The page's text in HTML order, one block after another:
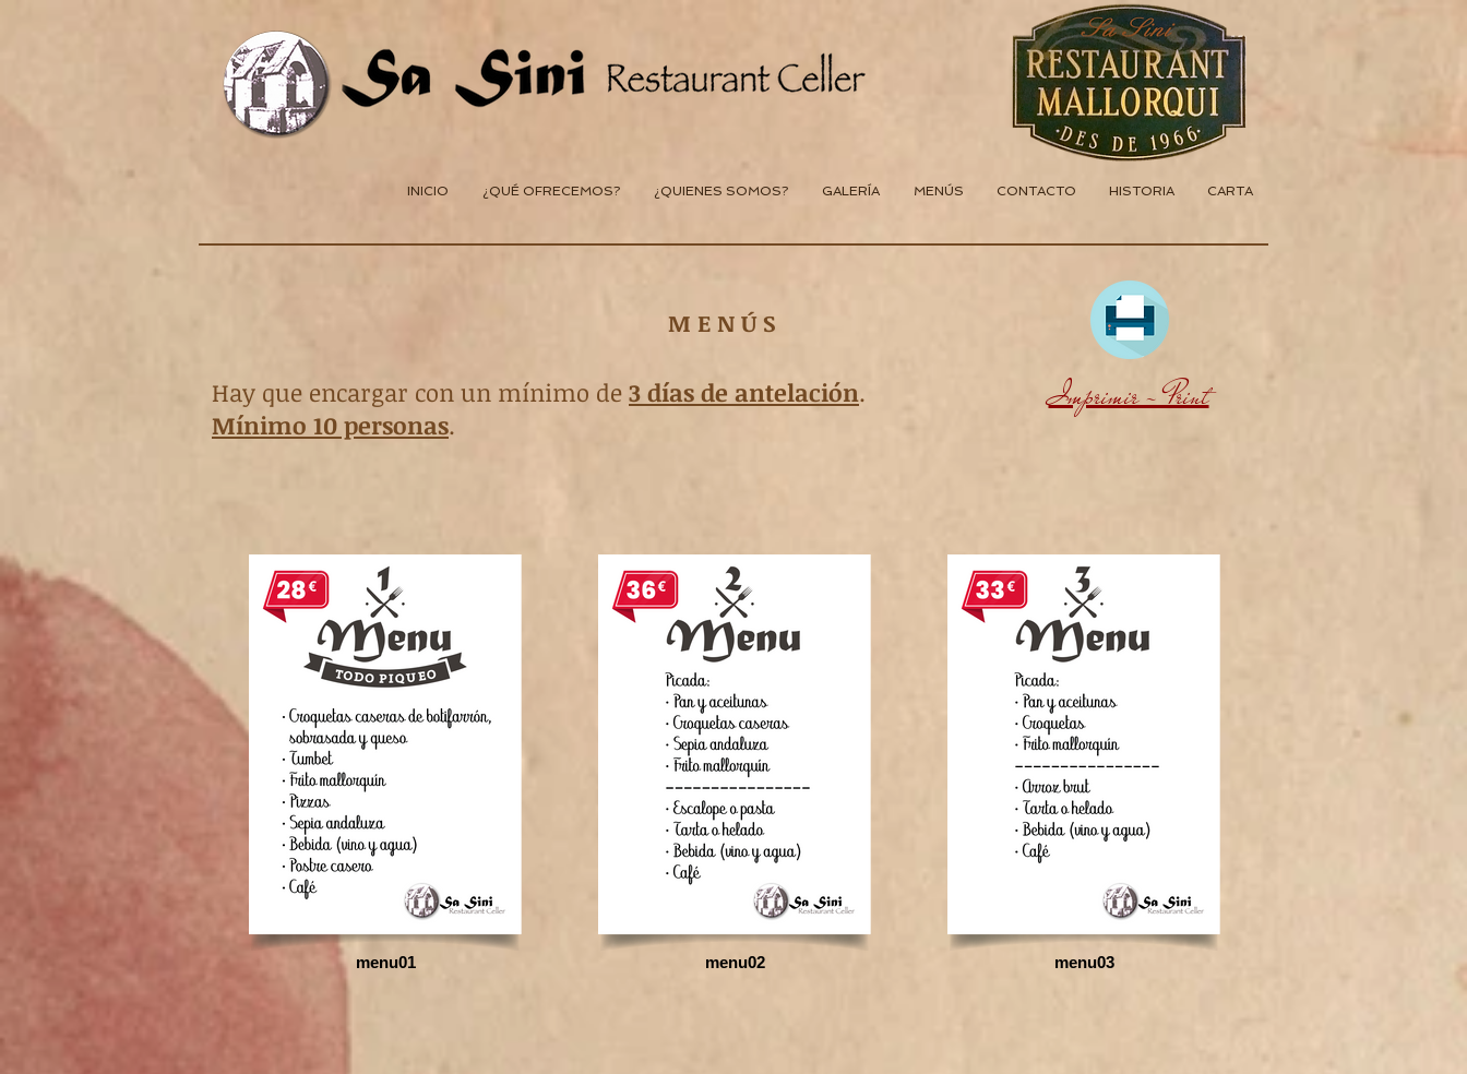
INICIO ¿QUÉ OFRECEMOS? ¿QUIENES SOMOS? GALERÍA MENÚS CONTACTO HISTORIA CARTA
M E N Ú S
Hay que encargar con un mínimo de 3 días de antelación.
Mínimo 10 personas.
Imprimir - Print
menu01 menu02 menu03